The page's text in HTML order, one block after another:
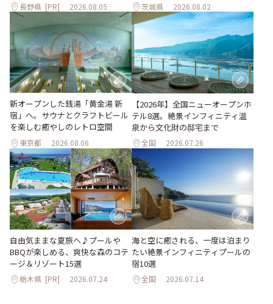
長野県 [PR] 2026.08.05 茨城県 2026.08.02
新オープンした銭湯「黄金湯 新
宿」へ。サウナとクラフトビール
を楽しむ癒やしのレトロ空間
東京都 2026.08.06
【2026年】全国ニューオープンホ
テル8選。絶景インフィニティ温
泉から文化財の邸宅まで
全国 2026.07.26
自由気ままな夏旅へ♪プールや
BBQが楽しめる、爽快な森のコテ
ージ＆リゾート15選
栃木県 [PR] 2026.07.24
海と空に癒される、一度は泊まり
たい絶景インフィニティプールの
宿10選
全国 2026.07.14